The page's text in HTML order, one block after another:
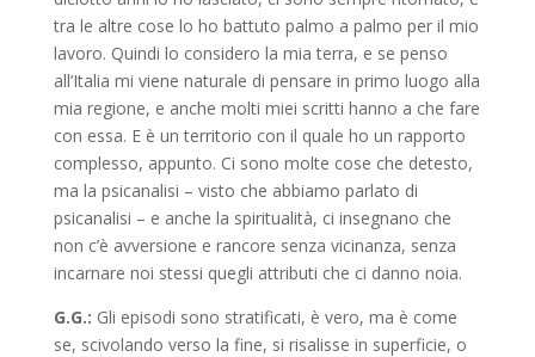
tra le altre cose lo ho battuto palmo a palmo per il mio
lavoro. Quindi lo considero la mia terra, e se penso
all’Italia mi viene naturale di pensare in primo luogo alla
mia regione, e anche molti miei scritti hanno a che fare
con essa. E è un territorio con il quale ho un rapporto
complesso, appunto. Ci sono molte cose che detesto,
ma la psicanalisi – visto che abbiamo parlato di
psicanalisi – e anche la spiritualità, ci insegnano che
non c’è avversione e rancore senza vicinanza, senza
incarnare noi stessi quegli attributi che ci danno noia.
G.G.: Gli episodi sono stratificati, è vero, ma è come
se, scivolando verso la fine, si risalisse in superficie, o